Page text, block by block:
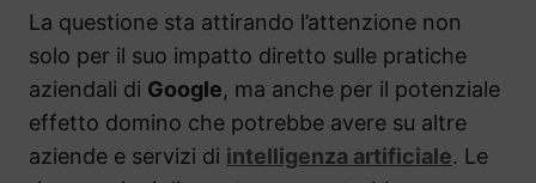
La questione sta attirando l’attenzione non
solo per il suo impatto diretto sulle pratiche
aziendali di Google, ma anche per il potenziale
effetto domino che potrebbe avere su altre
aziende e servizi di intelligenza artificiale. Le